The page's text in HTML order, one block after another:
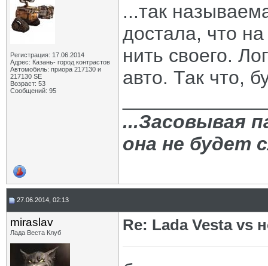
Регистрация: 17.06.2014
Адрес: Казань- город контрастов
Автомобиль: приора 217130 и
217130 SE
Возраст: 53
Сообщений: 95
...так
достала, что
нить своего.
авто. Так что,
...Засовывая
она не будет
27.06.2014, 02:13
miraslav
Лада Веста Клуб Re: Lada Vesta vs